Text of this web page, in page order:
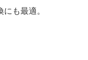
も最適。